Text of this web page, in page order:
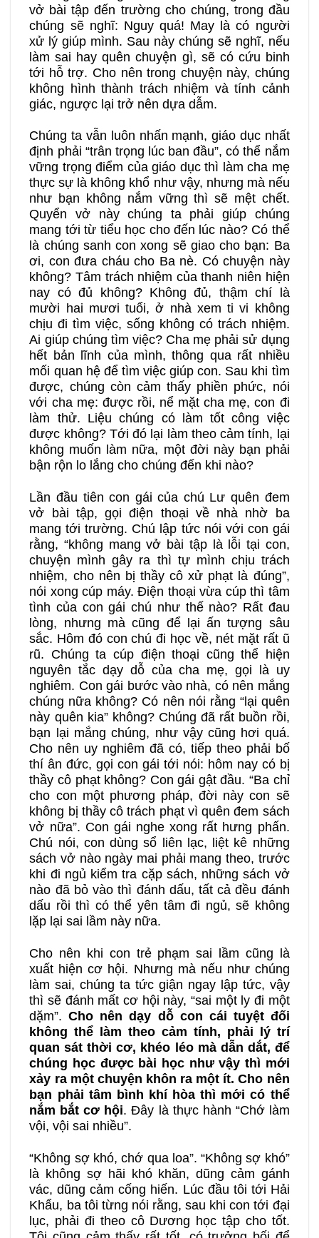
24B 25A 25B
26A 26B 27A
27B 28A 28B
29A 29B 30A
30B 31A 31B
32A 32B 33A
33B 34A 34B
35A 35B 36A
36B 37A 37B
38A 38B 39A
39B 40A 40B
vở bài tập đến trường cho chúng, trong đầu
chúng sẽ nghĩ: Nguy quá! May là có người
xử lý giúp mình. Sau này chúng sẽ nghĩ, nếu
làm sai hay quên chuyện gì, sẽ có cứu binh
tới hỗ trợ. Cho nên trong chuyện này, chúng
không hình thành trách nhiệm và tính cảnh
giác, ngược lại trở nên dựa dẫm.
Chúng ta vẫn luôn nhấn mạnh, giáo dục nhất
định phải “trân trọng lúc ban đầu”, có thể nắm
vững trọng điểm của giáo dục thì làm cha mẹ
thực sự là không khổ như vậy, nhưng mà nếu
như bạn không nắm vững thì sẽ mệt chết.
Quyển vở này chúng ta phải giúp chúng
mang tới từ tiểu học cho đến lúc nào? Có thể
là chúng sanh con xong sẽ giao cho bạn: Ba
ơi, con đưa cháu cho Ba nè. Có chuyện này
không? Tâm trách nhiệm của thanh niên hiện
nay có đủ không? Không đủ, thậm chí là
mười hai mươi tuổi, ở nhà xem ti vi không
chịu đi tìm việc, sống không có trách nhiệm.
Ai giúp chúng tìm việc? Cha mẹ phải sử dụng
hết bản lĩnh của mình, thông qua rất nhiều
mối quan hệ để tìm việc giúp con. Sau khi tìm
được, chúng còn cảm thấy phiền phức, nói
với cha mẹ: được rồi, nể mặt cha mẹ, con đi
làm thử. Liệu chúng có làm tốt công việc
được không? Tới đó lại làm theo cảm tính, lại
không muốn làm nữa, một đời này bạn phải
bận rộn lo lắng cho chúng đến khi nào?
Lần đầu tiên con gái của chú Lư quên đem
vở bài tập, gọi điện thoại về nhà nhờ ba
mang tới trường. Chú lập tức nói với con gái
rằng, “không mang vở bài tập là lỗi tại con,
chuyện mình gây ra thì tự mình chịu trách
nhiệm, cho nên bị thầy cô xử phạt là đúng”,
nói xong cúp máy. Điện thoại vừa cúp thì tâm
tình của con gái chú như thế nào? Rất đau
lòng, nhưng mà cũng để lại ấn tượng sâu
sắc. Hôm đó con chú đi học về, nét mặt rất ũ
rũ. Chúng ta cúp điện thoại cũng thể hiện
nguyên tắc dạy dỗ của cha mẹ, gọi là uy
nghiêm. Con gái bước vào nhà, có nên mắng
chúng nữa không? Có nên nói rằng “lại quên
này quên kia” không? Chúng đã rất buồn rồi,
bạn lại mắng chúng, như vậy cũng hơi quá.
Cho nên uy nghiêm đã có, tiếp theo phải bố
thí ân đức, gọi con gái tới nói: hôm nay có bị
thầy cô phạt không? Con gái gật đầu. “Ba chỉ
cho con một phương pháp, đời này con sẽ
không bị thầy cô trách phạt vì quên đem sách
vở nữa”. Con gái nghe xong rất hưng phấn.
Chú nói, con dùng sổ liên lạc, liệt kê những
sách vở nào ngày mai phải mang theo, trước
khi đi ngủ kiểm tra cặp sách, những sách vở
nào đã bỏ vào thì đánh dấu, tất cả đều đánh
dấu rồi thì có thể yên tâm đi ngủ, sẽ không
lặp lại sai lầm này nữa.
Cho nên khi con trẻ phạm sai lầm cũng là
xuất hiện cơ hội. Nhưng mà nếu như chúng
làm sai, chúng ta tức giận ngay lập tức, vậy
thì sẽ đánh mất cơ hội này, “sai một ly đi một
dặm”.Cho nên dạy dỗ con cái tuyệt đối
không thể làm theo cảm tính, phải lý trí
quan sát thời cơ, khéo léo mà dẫn dắt, để
chúng học được bài học như vậy thì mới
xảy ra một chuyện khôn ra một ít. Cho nên
bạn phải tâm bình khí hòa thì mới có thể
nắm bắt cơ hội. Đây là thực hành “Chớ làm
vội, vội sai nhiều”.
“Không sợ khó, chớ qua loa”. “Không sợ khó”
là không sợ hãi khó khăn, dũng cảm gánh
vác, dũng cảm cống hiến. Lúc đầu tôi tới Hải
Khẩu, ba tôi từng nói rằng, sau khi con tới đại
lục, phải đi theo cô Dương học tập cho tốt.